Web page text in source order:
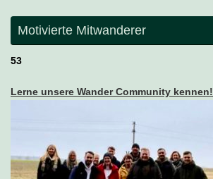
Motivierte Mitwanderer
53
Lerne unsere Wander Community kennen!